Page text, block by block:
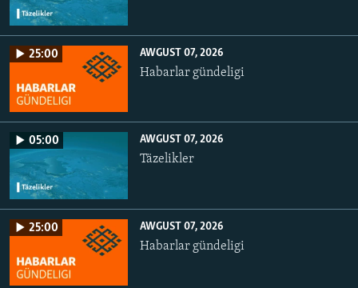
25:00 AWGUST 07, 2026
Habarlar gündeligi
05:00 AWGUST 07, 2026
Täzelikler
25:00 AWGUST 07, 2026
Habarlar gündeligi